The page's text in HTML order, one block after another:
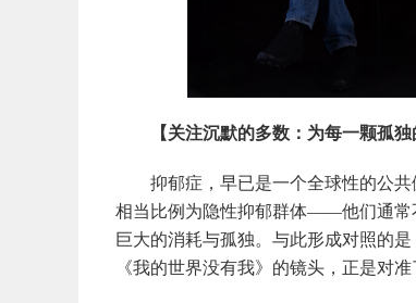
【关注沉默的多数：为每一颗孤独
抑郁症，早已是一个全球性的公共
相当比例为隐性抑郁群体——他们通常
巨大的消耗与孤独。与此形成对照的
《我的世界没有我》的镜头，正是对